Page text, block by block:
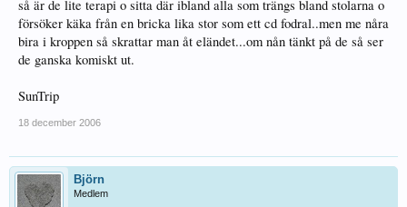
så är de lite terapi o sitta där ibland alla som trängs bland stolarna o
försöker käka från en bricka lika stor som ett cd fodral..men me nåra
bira i kroppen så skrattar man åt eländet...om nån tänkt på de så ser
de ganska komiskt ut.
SunTrip
18 december 2006
Björn
Medlem